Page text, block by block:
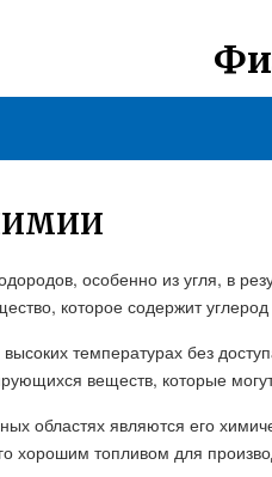
особенно из угля, в
которое содержит
температурах без
веществ, которые
областях являются его
хорошим топливом для